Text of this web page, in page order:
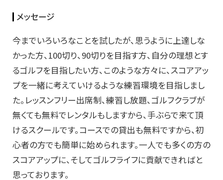
メッセージ
今までいろいろなことを試したが、思うように上達しな
かった方、100切り、90切りを目指す方、自分の理想とす
るゴルフを目指したい方、このような方々に、スコアアッ
プを一緒に考えていけるような練習環境を目指しまし
た。レッスンフリー出席制、練習し放題、ゴルフクラブが
無くても無料でレンタルもしますから、手ぶらで来て頂
けるスクールです。コースでの貸出も無料ですから、初
心者の方でも簡単に始められます。一人でも多くの方の
スコアアップに、そしてゴルフライフに貢献できればと
思っております。